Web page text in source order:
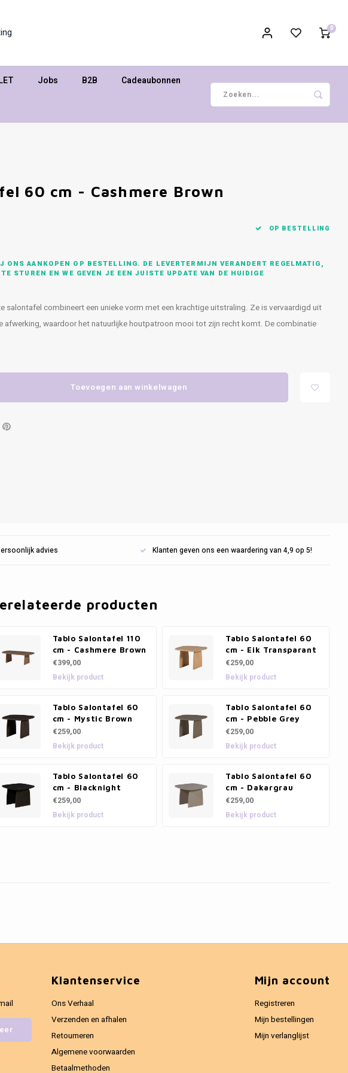
0
Jobs B2B Cadeaubonnen
60 cm - Cashmere Brown
OP BESTELLING
ONS AANKOPEN OP BESTELLING. DE LEVERTERMIJN VERANDERT REGELMATIG,
STUREN EN WE GEVEN JE EEN JUISTE UPDATE VAN DE HUIDIGE
salontafel combineert een unieke vorm met een krachtige uitstraling. Ze is vervaardigd uit
afwerking, waardoor het natuurlijke houtpatroon mooi tot zijn recht komt. De combinatie
Toevoegen aan winkelwagen
advies Klanten geven ons een waardering van 4,9 op 5!
producten
Tablo Salontafel 110
cm - Cashmere Brown
€399,00
Bekijk product
Tablo Salontafel 60
cm - Eik Transparant
€259,00
Bekijk product
Tablo Salontafel 60
cm - Mystic Brown
€259,00
Bekijk product
Tablo Salontafel 60
cm - Pebble Grey
€259,00
Bekijk product
Tablo Salontafel 60
cm - Blacknight
€259,00
Bekijk product
Tablo Salontafel 60
cm - Dakargrau
€259,00
Bekijk product
Klantenservice
Ons Verhaal
Verzenden en afhalen
Retourneren
Algemene voorwaarden
Betaalmethoden
Mijn account
Registreren
Mijn bestellingen
Mijn verlanglijst